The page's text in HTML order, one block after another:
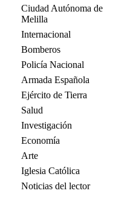
Ciudad Autónoma de
Melilla
Internacional
Bomberos
Policía Nacional
Armada Española
Ejército de Tierra
Salud
Investigación
Economía
Arte
Iglesia Católica
Noticias del lector